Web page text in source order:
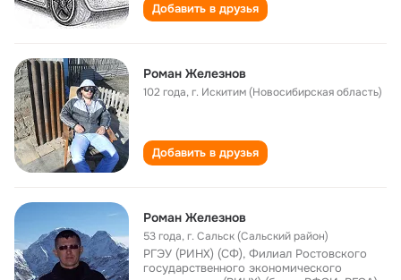
Добавить в друзья
Роман Железнов
102 года,г. Искитим (Новосибирская область)
Добавить в друзья
Роман Железнов
53 года,г. Сальск (Сальский район)
РГЭУ (РИНХ) (СФ), Филиал Ростовского
государственного экономического